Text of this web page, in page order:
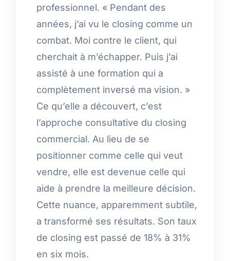
professionnel. « Pendant des
années, j’ai vu le closing comme un
combat. Moi contre le client, qui
cherchait à m’échapper. Puis j’ai
assisté à une formation qui a
complètement inversé ma vision. »
Ce qu’elle a découvert, c’est
l’approche consultative du closing
commercial. Au lieu de se
positionner comme celle qui veut
vendre, elle est devenue celle qui
aide à prendre la meilleure décision.
Cette nuance, apparemment subtile,
a transformé ses résultats. Son taux
de closing est passé de 18% à 31%
en six mois.